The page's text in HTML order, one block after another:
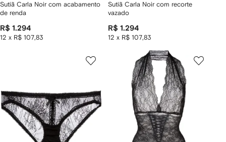
Sutiã Carla Noir com acabamento
de renda
R$ 1.294
12 x R$ 107,83
Sutiã Carla Noir com recorte
vazado
R$ 1.294
12 x R$ 107,83